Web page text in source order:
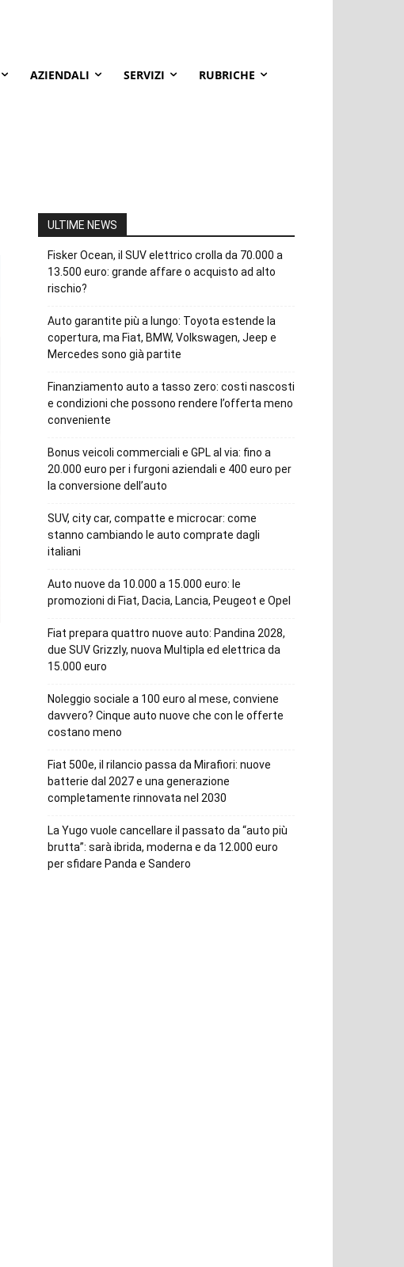
AZIENDALI SERVIZI RUBRICHE
ULTIME NEWS
Fisker Ocean, il SUV elettrico crolla da 70.000 a
13.500 euro: grande affare o acquisto ad alto
rischio?
Auto garantite più a lungo: Toyota estende la
copertura, ma Fiat, BMW, Volkswagen, Jeep e
Mercedes sono già partite
Finanziamento auto a tasso zero: costi nascosti
e condizioni che possono rendere l’offerta meno
conveniente
Bonus veicoli commerciali e GPL al via: fino a
20.000 euro per i furgoni aziendali e 400 euro per
la conversione dell’auto
SUV, city car, compatte e microcar: come
stanno cambiando le auto comprate dagli
italiani
Auto nuove da 10.000 a 15.000 euro: le
promozioni di Fiat, Dacia, Lancia, Peugeot e Opel
Fiat prepara quattro nuove auto: Pandina 2028,
due SUV Grizzly, nuova Multipla ed elettrica da
15.000 euro
Noleggio sociale a 100 euro al mese, conviene
davvero? Cinque auto nuove che con le offerte
costano meno
Fiat 500e, il rilancio passa da Mirafiori: nuove
batterie dal 2027 e una generazione
completamente rinnovata nel 2030
La Yugo vuole cancellare il passato da “auto più
brutta”: sarà ibrida, moderna e da 12.000 euro
per sfidare Panda e Sandero